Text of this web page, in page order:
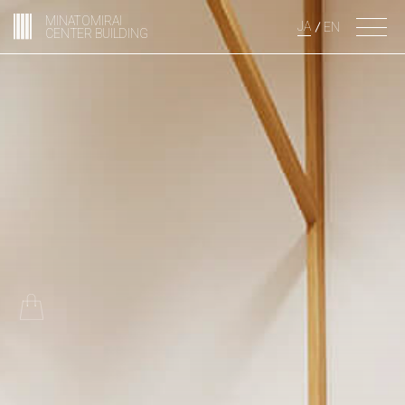
MINATOMIRAI
CENTER BUILDING
JA EN